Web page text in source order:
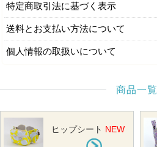
特定商取引法に基づく表示
送料とお支払い方法について
個人情報の取扱いについて
商品一覧
ヒップシート NEW